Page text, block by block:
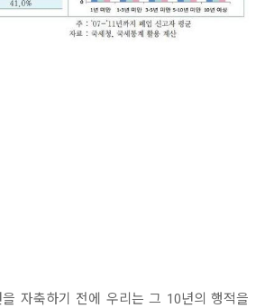
자축하기 전에 우리는 그 10년의 행적을